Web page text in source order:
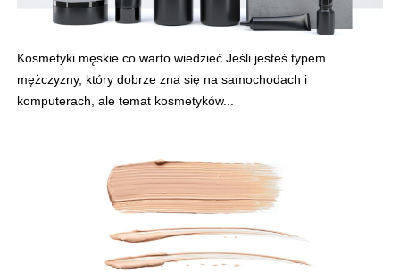
Kosmetyki męskie co warto wiedzieć Jeśli jesteś typem
mężczyzny, który dobrze zna się na samochodach i
komputerach, ale temat kosmetyków...